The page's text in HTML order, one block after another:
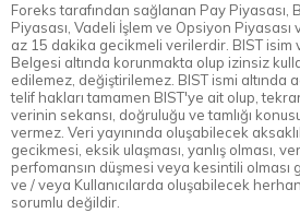
Foreks tarafından sağlanan Pay Piyasası,
Piyasası, Vadeli İşlem ve Opsiyon Piyasası
az 15 dakika gecikmeli verilerdir. BIST isim
Belgesi altında korunmakta olup izinsiz
edilemez, değiştirilemez. BIST ismi altında
telif hakları tamamen BIST'ye ait olup,
verinin sekansı, doğruluğu ve tamlığı
vermez. Veri yayınında oluşabilecek
gecikmesi, eksik ulaşması, yanlış olması,
perfomansın düşmesi veya kesintili olması
ve / veya Kullanıcılarda oluşabilecek
sorumlu değildir.